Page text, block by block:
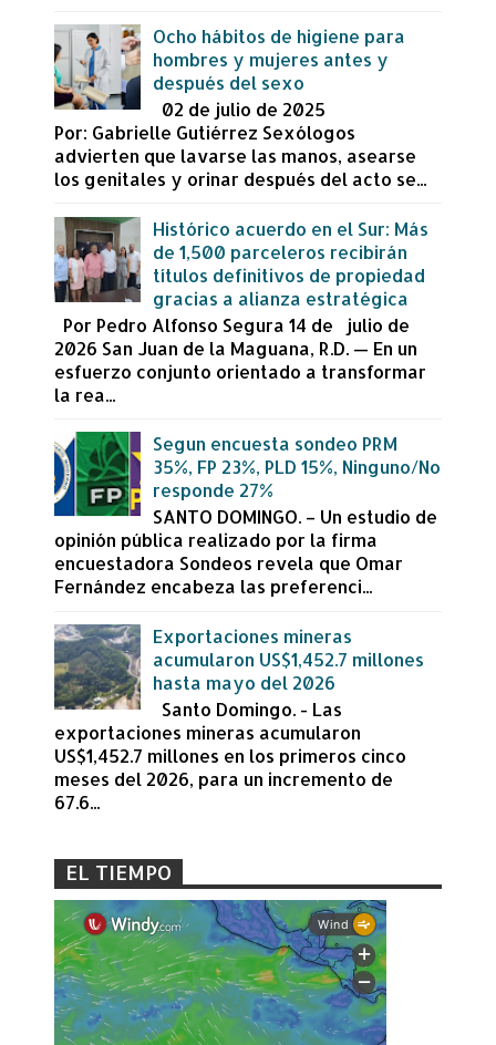
Ocho hábitos de higiene para
hombres y mujeres antes y
después del sexo
02 de julio de 2025
Por: Gabrielle Gutiérrez Sexólogos
advierten que lavarse las manos, asearse
los genitales y orinar después del acto se...
Histórico acuerdo en el Sur: Más
de 1,500 parceleros recibirán
títulos definitivos de propiedad
gracias a alianza estratégica
Por Pedro Alfonso Segura 14 de julio de
2026 San Juan de la Maguana, R.D. — En un
esfuerzo conjunto orientado a transformar
la rea...
Segun encuesta sondeo PRM
35%, FP 23%, PLD 15%, Ninguno/No
responde 27%
SANTO DOMINGO. – Un estudio de
opinión pública realizado por la firma
encuestadora Sondeos revela que Omar
Fernández encabeza las preferenci...
Exportaciones mineras
acumularon US$1,452.7 millones
hasta mayo del 2026
Santo Domingo. - Las
exportaciones mineras acumularon
US$1,452.7 millones en los primeros cinco
meses del 2026, para un incremento de
67.6...
EL TIEMPO